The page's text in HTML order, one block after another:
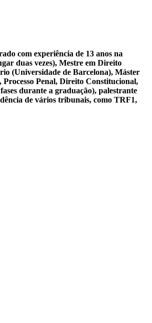
com experiência de 13 anos na
duas vezes), Mestre em Direito
(Universidade de Barcelona), Máster
Penal, Direito Constitucional,
durante a graduação), palestrante
de vários tribunais, como TRF1,